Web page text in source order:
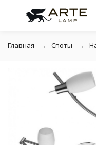
Главная Споты